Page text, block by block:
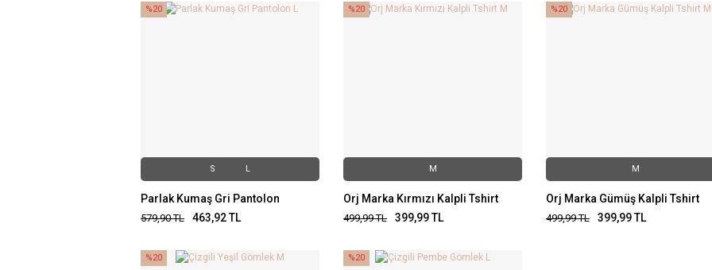
%20
S L
Parlak Kumaş Gri Pantolon
579,90TL 463,92TL
%20
M
Orj Marka Kırmızı Kalpli Tshirt
499,99TL 399,99TL
%20
M
Orj Marka Gümüş Kalpli Tshirt
499,99TL 399,99TL
%20 %20